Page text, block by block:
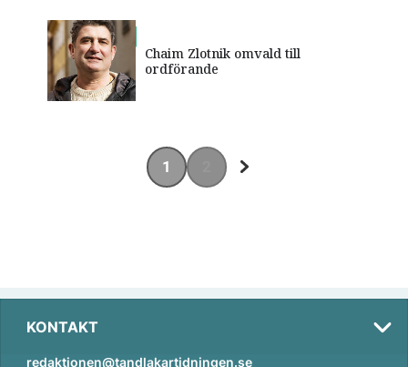
Många röstar för obligatorisk
efterutbildning
Tandvården hamnar i
bakvattnet i regeringens budget
Chaim Zlotnik omvald till
ordförande
1
KONTAKT
redaktionen@tandlakartidningen.se